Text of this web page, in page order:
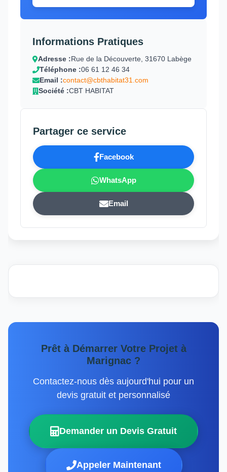
Informations Pratiques
Adresse :Rue de la Découverte, 31670 Labège
Téléphone :06 61 12 46 34
Email :contact@cbthabitat31.com
Société :CBT HABITAT
Partager ce service
Facebook
WhatsApp
Email
Prêt à Démarrer Votre Projet à
Marignac ?
Contactez-nous dès aujourd'hui pour un
devis gratuit et personnalisé
Demander un Devis Gratuit
Appeler Maintenant